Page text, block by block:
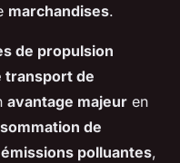
marchandises.
de propulsion
transport de
avantage majeur en
de
polluantes,